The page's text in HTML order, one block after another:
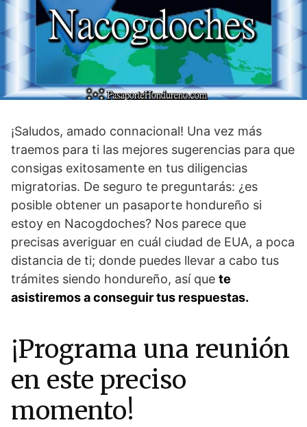
¡Saludos, amado connacional! Una vez más
traemos para ti las mejores sugerencias para que
consigas exitosamente en tus diligencias
migratorias. De seguro te preguntarás: ¿es
posible obtener un pasaporte hondureño si
estoy en Nacogdoches? Nos parece que
precisas averiguar en cuál ciudad de EUA, a poca
distancia de ti; donde puedes llevar a cabo tus
trámites siendo hondureño, así que te
asistiremos a conseguir tus respuestas.
¡Programa una reunión
en este preciso
momento!